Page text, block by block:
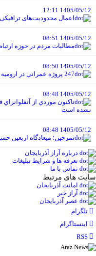
1405/05/12 12:11
اعمال محدودیت‌های ترافیکی
1405/05/12 08:51
مطالبات مردم در حوزه
1405/05/12 08:50
247 پروژه عمراني در اروميه در حال اجراست
1405/05/12 08:48
تاکنون موردي از
نشده است
1405/05/12 08:48
تمرچين؛ ميعادگاه اربعين
درباره آراز آذربایجان
تعرفه ها و شرایط تبلیغات
تماس با ما
سایت های مرتبط
امانت آذربایجان
آراز خبر
عصر آذربایجان
تلگرام
اینستاگرام